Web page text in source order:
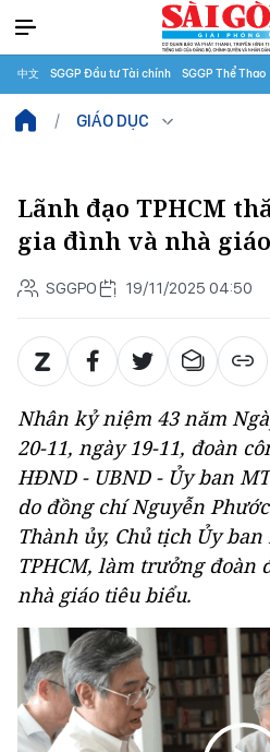
中文 SGGP Đầu tư Tài chính SGGP Thể Thao
GIÁO DỤC
Lãnh đạo TPHCM
gia đình và nhà
SGGPO 19/11/2025 04:50
Nhân kỷ niệm 43 năm
20-11, ngày 19-11, đoàn
HĐND - UBND - Ủy ban
do đồng chí Nguyễn
Thành ủy, Chủ tịch Ủy
TPHCM, làm trưởng đoàn
nhà giáo tiêu biểu.